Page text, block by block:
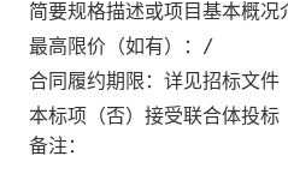
简要规格描述或项目基本概况
最高限价（如有）： /
合同履约期限： 详见招标文件
本标项（否）接受联合体投标
备注：